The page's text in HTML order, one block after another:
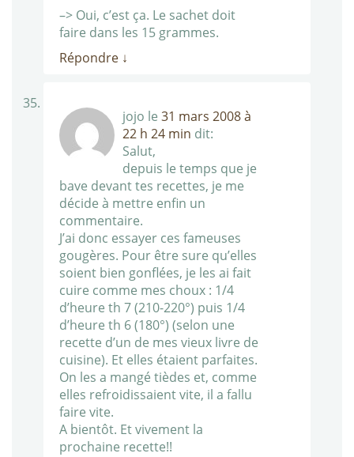
–> Oui, c’est ça. Le sachet doit
faire dans les 15 grammes.
Répondre ↓
jojo le 31 mars 2008 à
22 h 24 min dit:
Salut,
depuis le temps que je
bave devant tes recettes, je me
décide à mettre enfin un
commentaire.
J’ai donc essayer ces fameuses
gougères. Pour être sure qu’elles
soient bien gonflées, je les ai fait
cuire comme mes choux : 1/4
d’heure th 7 (210-220°) puis 1/4
d’heure th 6 (180°) (selon une
recette d’un de mes vieux livre de
cuisine). Et elles étaient parfaites.
On les a mangé tièdes et, comme
elles refroidissaient vite, il a fallu
faire vite.
A bientôt. Et vivement la
prochaine recette!!